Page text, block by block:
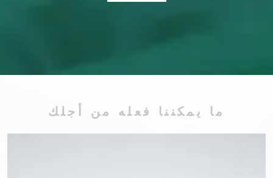
ما يمكننا فعله من أجلك